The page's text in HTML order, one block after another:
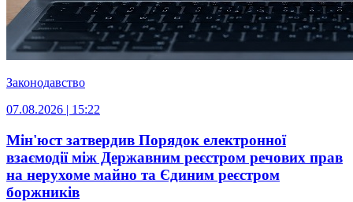
Законодавство
07.08.2026 | 15:22
Мін'юст затвердив Порядок електронної
взаємодії між Державним реєстром речових прав
на нерухоме майно та Єдиним реєстром
боржників